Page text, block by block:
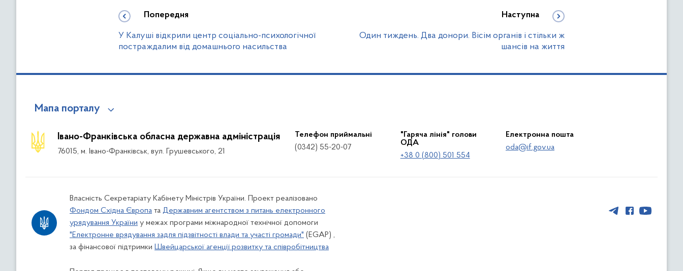
Попередня
У Калуші відкрили центр соціально-психологічної
постраждалим від домашнього насильства
Наступна
Один тиждень. Два донори. Вісім органів і стільки ж
шансів на життя
Мапа порталу
Івано-Франківська обласна державна адміністрація
76015, м. Івано-Франківськ, вул. Грушевського, 21
Телефон приймальні
(0342) 55-20-07
"Гаряча лінія" голови
ОДА
+38 0 (800) 501 554
Електронна пошта
oda@if.gov.ua
Власність Секретаріату Кабінету Міністрів України. Проект реалізовано
Фондом Східна Європа та Державним агентством з питань електронного
урядування України у межах програми міжнародної технічної допомоги
"Електронне врядування задля підзвітності влади та участі громади" (EGAP) ,
за фінансової підтримки Швейцарської агенції розвитку та співробітництва